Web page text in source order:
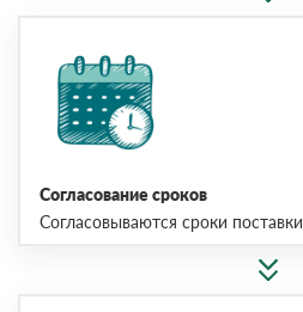
Согласование сроков
Согласовываются сроки поставки